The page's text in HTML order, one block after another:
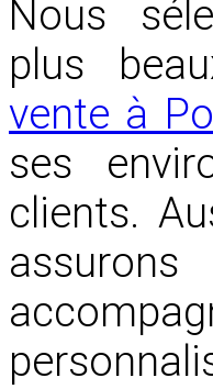
Nous
plus
vente à
ses
clients.